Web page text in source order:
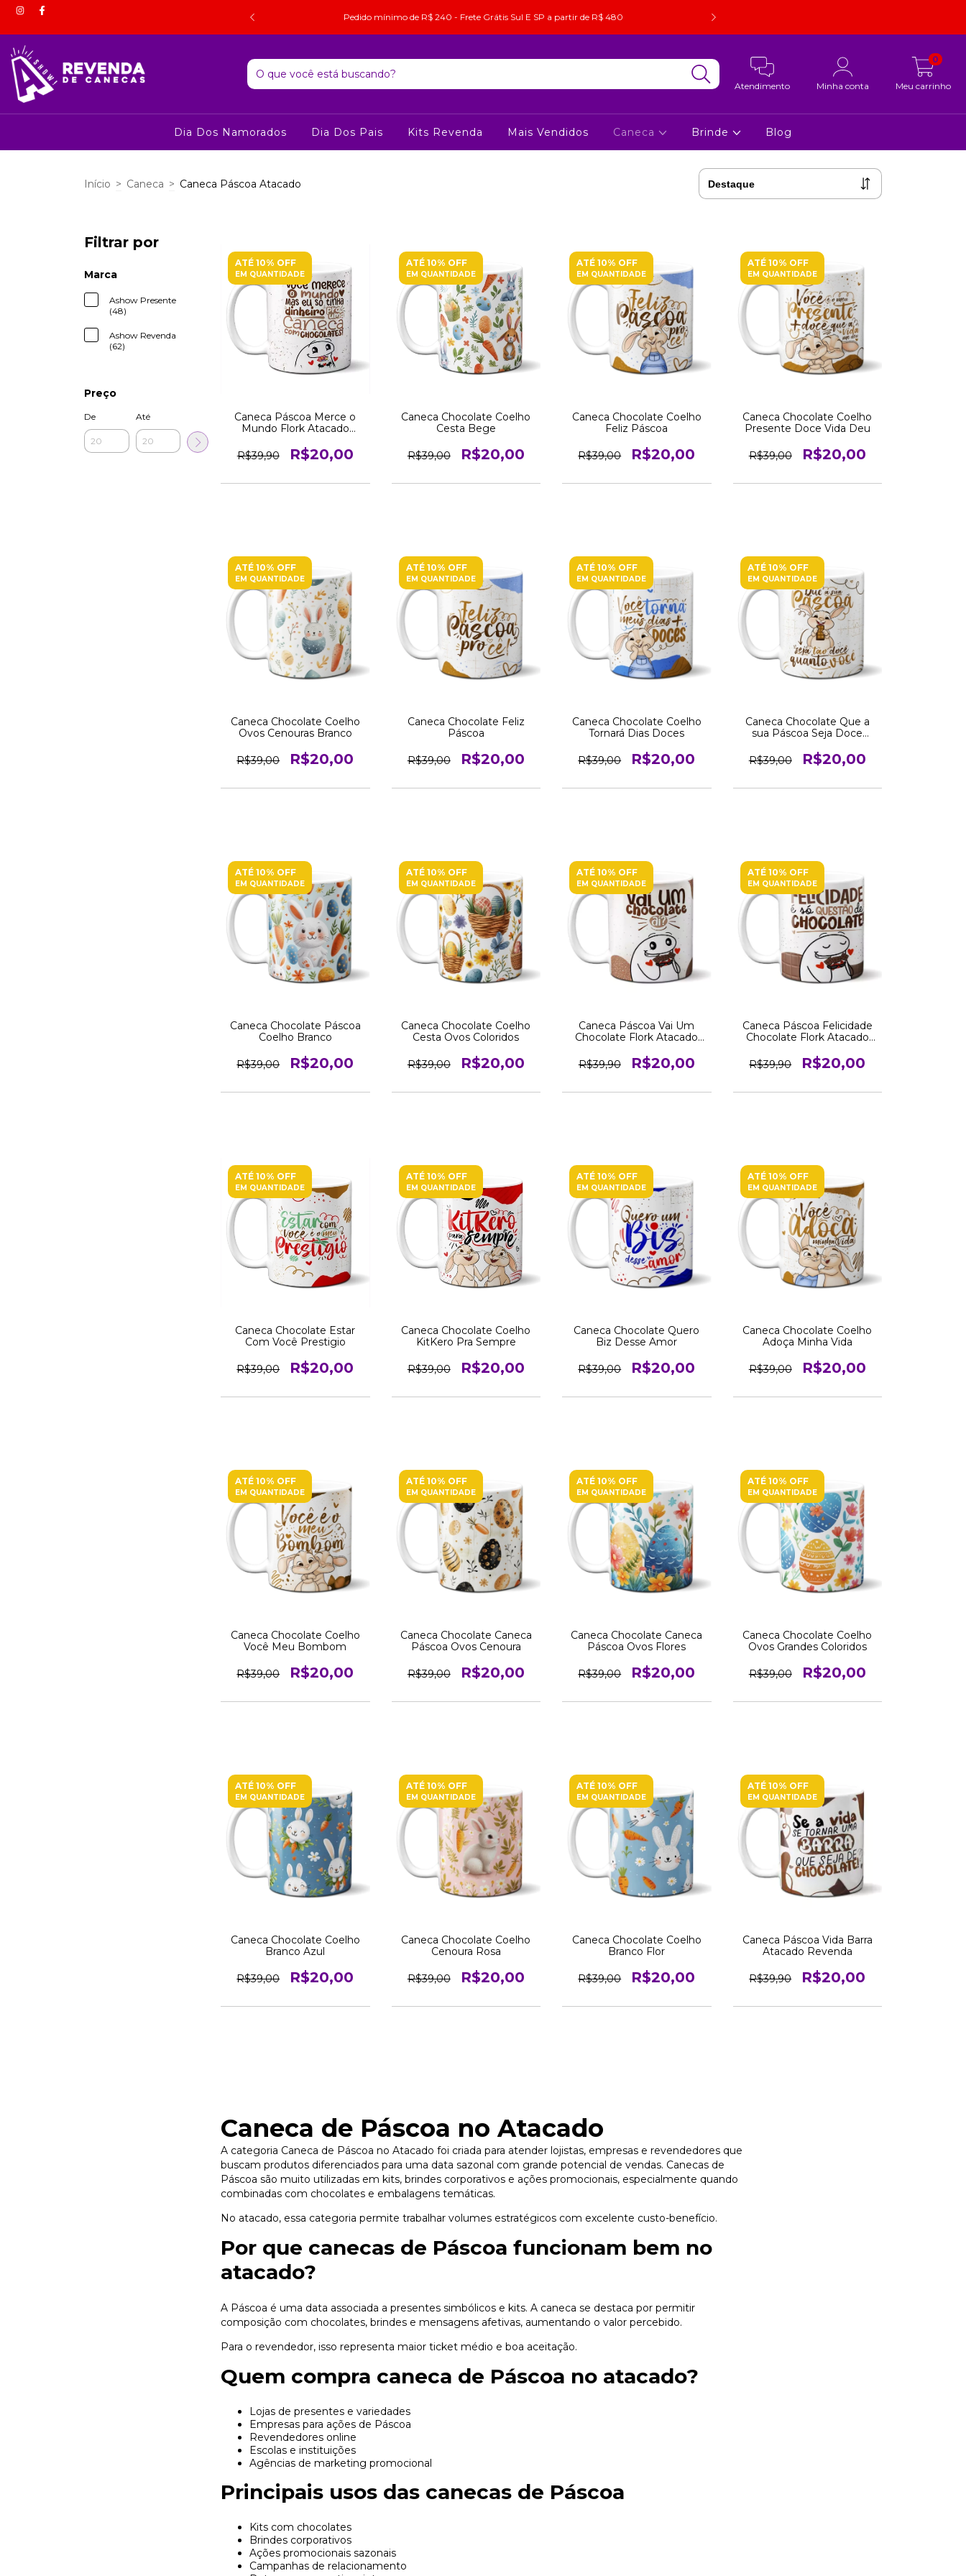
do valor correspondente mediante comprovação por
Pedido mínimo de R$ 240 - Frete Grátis Sul E SP a partir de R$ 480
Atendimento Minha conta Meu carrinho
0
Dia Dos Namorados Dia Dos Pais Kits Revenda Mais Vendidos Caneca Brinde Blog
Início > Caneca > Caneca Páscoa Atacado
Filtrar por
Marca
Ashow Presente
(48)
Ashow Revenda
(62)
Preço
De Até
ATÉ 10% OFF
EM QUANTIDADE
Caneca Páscoa Merce o
Mundo Flork Atacado
R$39,90
R$20,00
ATÉ 10% OFF
EM QUANTIDADE
Caneca Chocolate Coelho
Cesta Bege
R$39,00 R$20,00
ATÉ 10% OFF
EM QUANTIDADE
Caneca Chocolate Coelho
Feliz Páscoa
R$39,00 R$20,00
ATÉ 10% OFF
EM QUANTIDADE
Caneca Chocolate Coelho
Presente Doce Vida Deu
R$39,00 R$20,00
ATÉ 10% OFF
EM QUANTIDADE
Caneca Chocolate Coelho
Ovos Cenouras Branco
R$39,00 R$20,00
ATÉ 10% OFF
EM QUANTIDADE
Caneca Chocolate Feliz
Páscoa
R$39,00 R$20,00
ATÉ 10% OFF
EM QUANTIDADE
Caneca Chocolate Coelho
Tornará Dias Doces
R$39,00 R$20,00
ATÉ 10% OFF
EM QUANTIDADE
Caneca Chocolate Que a
sua Páscoa Seja Doce
R$39,00
R$20,00
ATÉ 10% OFF
EM QUANTIDADE
Caneca Chocolate Páscoa
Coelho Branco
R$39,00 R$20,00
ATÉ 10% OFF
EM QUANTIDADE
Caneca Chocolate Coelho
Cesta Ovos Coloridos
R$39,00 R$20,00
ATÉ 10% OFF
EM QUANTIDADE
Caneca Páscoa Vai Um
Chocolate Flork Atacado
R$39,90
R$20,00
ATÉ 10% OFF
EM QUANTIDADE
Caneca Páscoa Felicidade
Chocolate Flork Atacado
R$39,90
R$20,00
ATÉ 10% OFF
EM QUANTIDADE
Caneca Chocolate Estar
Com Você Prestigio
R$39,00 R$20,00
ATÉ 10% OFF
EM QUANTIDADE
Caneca Chocolate Coelho
KitKero Pra Sempre
R$39,00 R$20,00
ATÉ 10% OFF
EM QUANTIDADE
Caneca Chocolate Quero
Biz Desse Amor
R$39,00 R$20,00
ATÉ 10% OFF
EM QUANTIDADE
Caneca Chocolate Coelho
Adoça Minha Vida
R$39,00 R$20,00
ATÉ 10% OFF
EM QUANTIDADE
Caneca Chocolate Coelho
Você Meu Bombom
R$39,00 R$20,00
ATÉ 10% OFF
EM QUANTIDADE
Caneca Chocolate Caneca
Páscoa Ovos Cenoura
R$39,00 R$20,00
ATÉ 10% OFF
EM QUANTIDADE
Caneca Chocolate Caneca
Páscoa Ovos Flores
R$39,00 R$20,00
ATÉ 10% OFF
EM QUANTIDADE
Caneca Chocolate Coelho
Ovos Grandes Coloridos
R$39,00 R$20,00
ATÉ 10% OFF
EM QUANTIDADE
Caneca Chocolate Coelho
Branco Azul
R$39,00 R$20,00
ATÉ 10% OFF
EM QUANTIDADE
Caneca Chocolate Coelho
Cenoura Rosa
R$39,00 R$20,00
ATÉ 10% OFF
EM QUANTIDADE
Caneca Chocolate Coelho
Branco Flor
R$39,00 R$20,00
ATÉ 10% OFF
EM QUANTIDADE
Caneca Páscoa Vida Barra
Atacado Revenda
R$39,90 R$20,00
Caneca de Páscoa no Atacado
A categoria Caneca de Páscoa no Atacado foi criada para atender lojistas, empresas e revendedores que
buscam produtos diferenciados para uma data sazonal com grande potencial de vendas. Canecas de
Páscoa são muito utilizadas em kits, brindes corporativos e ações promocionais, especialmente quando
combinadas com chocolates e embalagens temáticas.
No atacado, essa categoria permite trabalhar volumes estratégicos com excelente custo-benefício.
Por que canecas de Páscoa funcionam bem no
atacado?
A Páscoa é uma data associada a presentes simbólicos e kits. A caneca se destaca por permitir
composição com chocolates, brindes e mensagens afetivas, aumentando o valor percebido.
Para o revendedor, isso representa maior ticket médio e boa aceitação.
Quem compra caneca de Páscoa no atacado?
Lojas de presentes e variedades
Empresas para ações de Páscoa
Revendedores online
Escolas e instituições
Agências de marketing promocional
Principais usos das canecas de Páscoa
Kits com chocolates
Brindes corporativos
Ações promocionais sazonais
Campanhas de relacionamento